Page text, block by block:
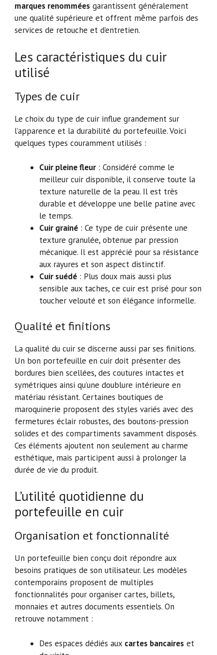
marques renommées garantissent généralement
une qualité supérieure et offrent même parfois des
services de retouche et d’entretien.
Les caractéristiques du cuir
utilisé
Types de cuir
Le choix du type de cuir influe grandement sur
l’apparence et la durabilité du portefeuille. Voici
quelques types couramment utilisés :
Cuir pleine fleur : Considéré comme le
meilleur cuir disponible, il conserve toute la
texture naturelle de la peau. Il est très
durable et développe une belle patine avec
le temps.
Cuir grainé : Ce type de cuir présente une
texture granulée, obtenue par pression
mécanique. Il est apprécié pour sa résistance
aux rayures et son aspect distinctif.
Cuir suédé : Plus doux mais aussi plus
sensible aux taches, ce cuir est prisé pour son
toucher velouté et son élégance informelle.
Qualité et finitions
La qualité du cuir se discerne aussi par ses finitions.
Un bon portefeuille en cuir doit présenter des
bordures bien scellées, des coutures intactes et
symétriques ainsi qu’une doublure intérieure en
matériau résistant. Certaines boutiques de
maroquinerie proposent des styles variés avec des
fermetures éclair robustes, des boutons-pression
solides et des compartiments savamment disposés.
Ces éléments ajoutent non seulement au charme
esthétique, mais participent aussi à prolonger la
durée de vie du produit.
L’utilité quotidienne du
portefeuille en cuir
Organisation et fonctionnalité
Un portefeuille bien conçu doit répondre aux
besoins pratiques de son utilisateur. Les modèles
contemporains proposent de multiples
fonctionnalités pour organiser cartes, billets,
monnaies et autres documents essentiels. On
retrouve notamment :
Des espaces dédiés aux cartes bancaires et